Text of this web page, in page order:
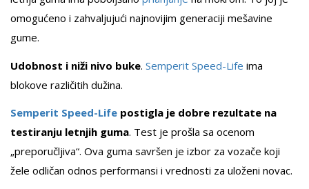
omogućeno i zahvaljujući najnovijim generaciji mešavine
gume.
Udobnost i niži nivo buke. Semperit Speed-Life ima
blokove različitih dužina.
Semperit Speed-Life postigla je dobre rezultate na
testiranju letnjih guma. Test je prošla sa ocenom
„preporučljiva“. Ova guma savršen je izbor za vozače koji
žele odličan odnos performansi i vrednosti za uloženi novac.